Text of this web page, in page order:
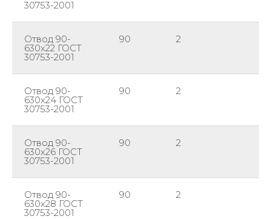
30753-2001
Отвод 90-
630х22 ГОСТ
30753-2001
90 2
Отвод 90-
630х24 ГОСТ
30753-2001
90 2
Отвод 90-
630х26 ГОСТ
30753-2001
90 2
Отвод 90-
630х28 ГОСТ
30753-2001
90 2